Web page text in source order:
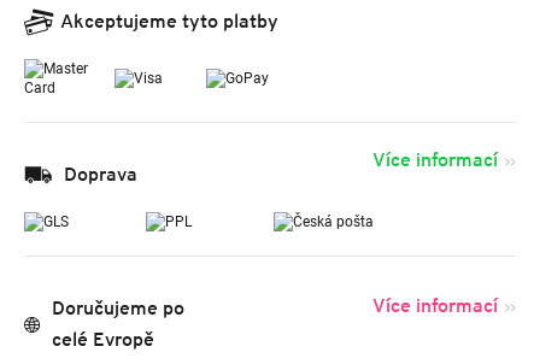
Akceptujeme tyto platby
Doprava
Více informací
Doručujeme po
celé Evropě
Více informací